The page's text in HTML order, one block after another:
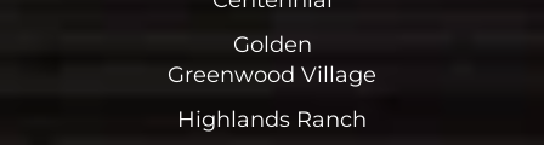
Golden
Greenwood Village
Highlands Ranch